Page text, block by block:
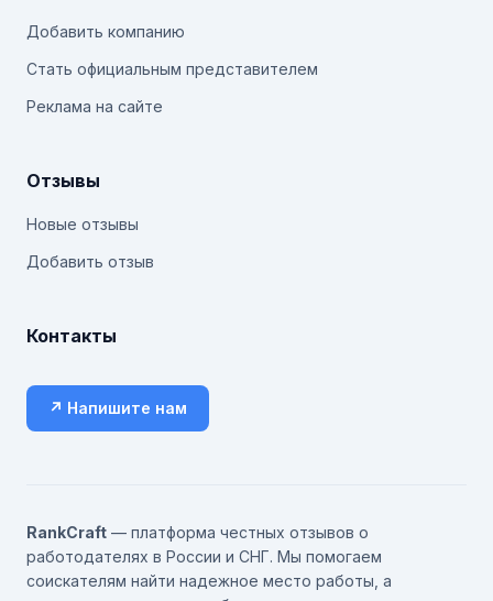
Добавить компанию
Стать официальным представителем
Реклама на сайте
Отзывы
Новые отзывы
Добавить отзыв
Контакты
↗ Напишите нам
RankCraft — платформа честных отзывов о
работодателях в России и СНГ. Мы помогаем
соискателям найти надежное место работы, а